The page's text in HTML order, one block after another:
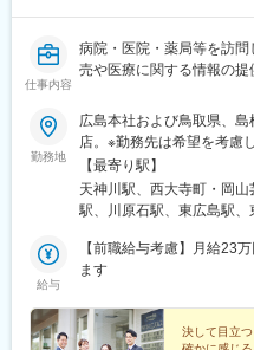
仕事内容
病院・医院・薬局等を訪
売や医療に関する情報の
勤務地
広島本社および鳥取県、
店。※勤務先は希望を考慮
【最寄り駅】
天神川駅、西大寺町・岡
駅、川原石駅、東広島駅
駅、倉吉駅、湖山駅、嘉
関駅、新西大寺町筋駅、田
給与
【前職給与考慮】月給23
ます
決して目立つ